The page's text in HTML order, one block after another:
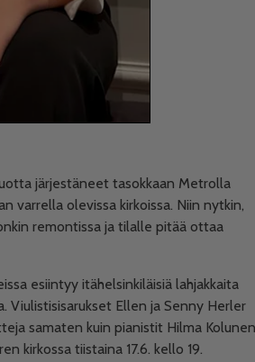
järjestäneet tasokkaan Metrolla
varrella olevissa kirkoissa. Niin nytkin,
remontissa ja tilalle pitää ottaa
esiintyy itähelsinkiläisiä lahjakkaita
Viulistisisarukset Ellen ja Senny Herler
samaten kuin pianistit Hilma Kolunen
kirkossa tiistaina 17.6. kello 19.